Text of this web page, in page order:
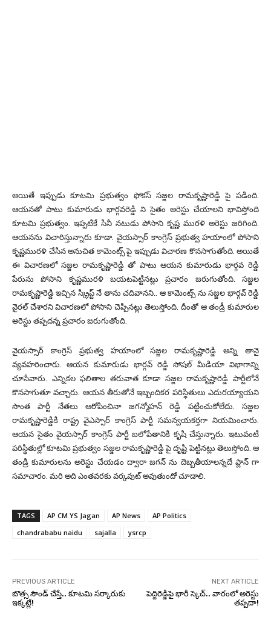
అయితే ఇప్పుడు కూటమి ప్రభుత్వం ఫోకస్ సజ్జల రామకృష్ణారెడ్డి పై పడింది.
ఆయనతో పాటు కుమారుడు భార్గవరెడ్డి ని సైతం అరెస్టు చేయాలని భావిస్తోంది
కూటమి ప్రభుత్వం. ఇప్పటికే సినీ నటుడు పోసాని కృష్ణ మురళి అరెస్టు జరిగింది.
ఆయనను విచారిస్తున్నారు కూడా. వైయస్సార్ కాంగ్రెస్ ప్రభుత్వ హయాంలో పోసాని
కృష్ణమురళి చేసిన అనుచిత కామెంట్స్ పై ఇప్పుడు విచారణ కొనసాగుతోంది. అయితే
ఈ విచారణలో సజ్జల రామకృష్ణారెడ్డి తో పాటు ఆయన కుమారుడు భార్గవ రెడ్డి
పేరును పోసాని కృష్ణమురళి బయటపెట్టినట్లు ప్రచారం జరుగుతోంది. సజ్జల
రామకృష్ణారెడ్డి ఇచ్చిన స్క్రిప్ట్ నే తాను చదివానని.. ఆ కామెంట్స్ ను సజ్జల భార్గవ్ రెడ్డి
వైరల్ చేశారని విచారణలో పోసాని చెప్పినట్లు తెలుస్తోంది. దీంతో ఆ తండ్రీ కుమారుల
అరెస్టు తప్పదన్న ప్రచారం జరుగుతోంది.
వైయస్సార్ కాంగ్రెస్ ప్రభుత్వ హయాంలో సజ్జల రామకృష్ణారెడ్డి అన్ని తానై
వ్యవహరించారు. ఆయన కుమారుడు భార్గవ్ రెడ్డి సోషల్ మీడియా విభాగాన్ని
చూసేవారు. ఎన్నికల ఫలితాల తరువాత కూడా సజ్జల రామకృష్ణారెడ్డి పార్టీలోనే
కొనసాగుతూ వచ్చారు. ఆయన తీరుతోనే ఇబ్బందికర పరిస్థితులు ఎదురయ్యాయని
సొంత పార్టీ నేతలు ఆరోపించినా జగన్మోహన్ రెడ్డి పట్టించుకోలేదు. సజ్జల
రామకృష్ణారెడ్డికి రాష్ట్ర వైఎస్సార్ కాంగ్రెస్ పార్టీ సమన్వయకర్తగా నియమించారు.
ఆయన సైతం వైయస్సార్ కాంగ్రెస్ పార్టీ బలోపేతానికి కృషి చేస్తున్నారు. ఇటువంటి
పరిస్థితుల్లో కూటమి ప్రభుత్వం సజ్జల రామకృష్ణారెడ్డి పై దృష్టి పెట్టినట్లు తెలుస్తోంది. ఆ
తండ్రి కుమారులను అరెస్టు చేయడం ద్వారా జగన్ ను దెబ్బతీయాలన్నదే ప్లాన్ గా
సమాచారం. మరి అది ఎంతవరకు వర్కవుట్ అవుతుందో చూడాలి.
TAGS AP CM YS Jagan AP News
AP Politics
chandrababu naidu
sajalla ysrcp
PREVIOUS ARTICLE
బొత్స సౌండ్ చేస్తే.. కూటమి సర్కారుకు
ఇక్కట్లే!
NEXT ARTICLE
పెద్దిరెడ్డిపై భారీ స్కెచ్.. వారంలో అరెస్టు
తప్పదా!